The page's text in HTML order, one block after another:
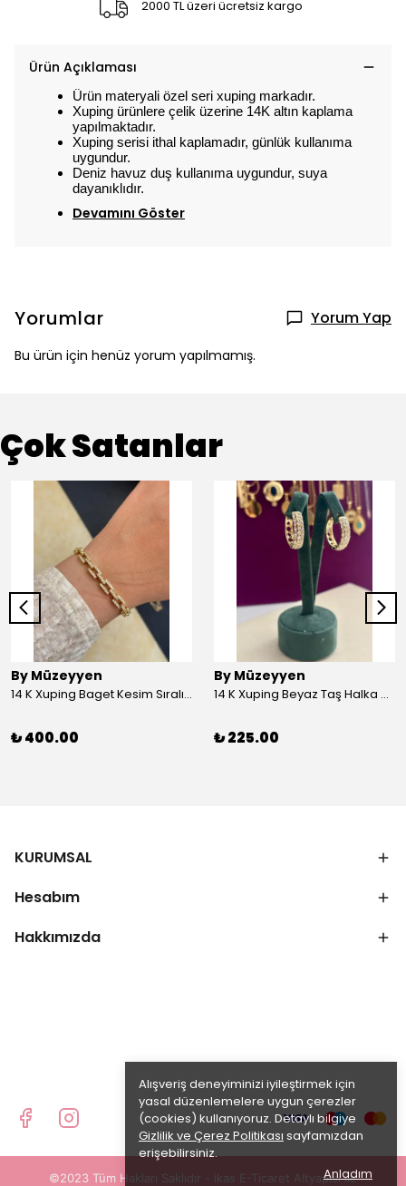
Alışveriş deneyiminizi iyileştirmek için
yasal düzenlemelere uygun çerezler
(cookies) kullanıyoruz. Detaylı bilgiye
Gizlilik ve Çerez Politikası sayfamızdan
erişebilirsiniz.
Anladım
2000 TL üzeri ücretsiz kargo
Ürün Açıklaması
Ürün materyali özel seri xuping markadır.
Xuping ürünlere çelik üzerine 14K altın kaplama
yapılmaktadır.
Xuping serisi ithal kaplamadır, günlük kullanıma
uygundur.
Deniz havuz duş kullanıma uygundur, suya
dayanıklıdır.
Devamını Göster
Yorumlar Yorum Yap
Bu ürün için henüz yorum yapılmamış.
Çok Satanlar
By Müzeyyen
14 K Xuping Baget Kesim Sıralı Bileklik
₺ 400.00
By Müzeyyen
14 K Xuping Beyaz Taş Halka Küpe
₺ 225.00
KURUMSAL
Hesabım
Hakkımızda
©2023 Tüm Hakları Saklıdır - ikas E-Ticaret Altyapısı ile